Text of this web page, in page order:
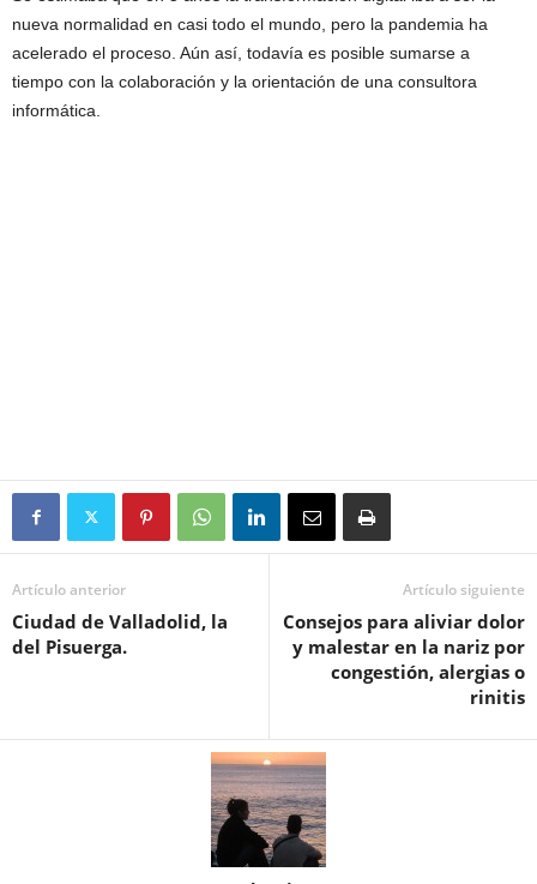
nueva normalidad en casi todo el mundo, pero la pandemia ha
acelerado el proceso. Aún así, todavía es posible sumarse a
tiempo con la colaboración y la orientación de una consultora
informática.
Artículo anterior
Ciudad de Valladolid, la
del Pisuerga.
Artículo siguiente
Consejos para aliviar dolor
y malestar en la nariz por
congestión, alergias o
rinitis